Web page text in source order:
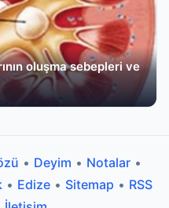
oluşma sebepleri ve
• Deyim • Notalar•
• Edize • Sitemap • RSS